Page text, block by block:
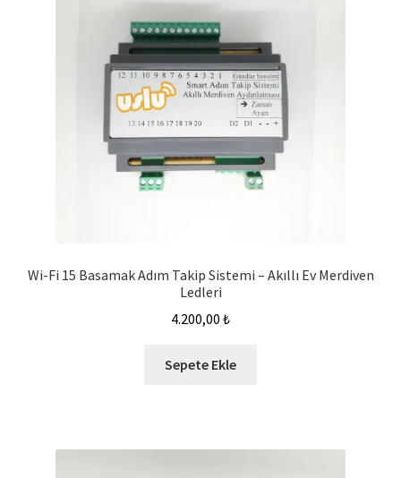
Wi-Fi 15 Basamak Adım Takip Sistemi – Akıllı Ev Merdiven
Ledleri
4.200,00 ₺
Sepete Ekle